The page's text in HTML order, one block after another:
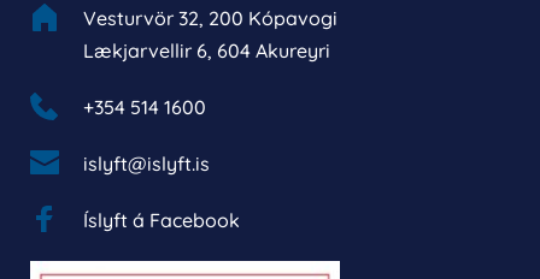
Vesturvör 32, 200 Kópavogi
Lækjarvellir 6, 604 Akureyri
+354 514 1600
islyft@islyft.is
Íslyft á Facebook